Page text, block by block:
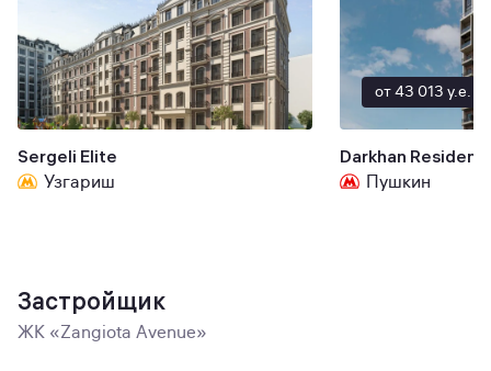
Sergeli Elite
Узгариш
от 43 013 y.e.
Darkhan
Пушкин
Застройщик
ЖК «Zangiota Avenue»